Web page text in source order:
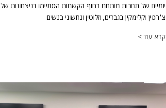
יומיים של תחרות מותחת בחוף הקשתות הסתיימו בניצחונות של
צ׳רטין וקלימקין בגברים, וזלוטין ונחשוני בנשים
קרא עוד >